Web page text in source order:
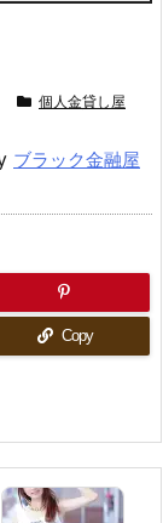
個人金貸し屋
ブラック金融屋
Copy